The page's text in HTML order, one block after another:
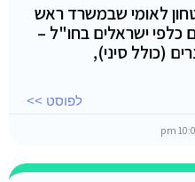
לאומי שבמשרד ראש
ישראלים בחו"ל –
(כולל סיני),
לפוסט >>